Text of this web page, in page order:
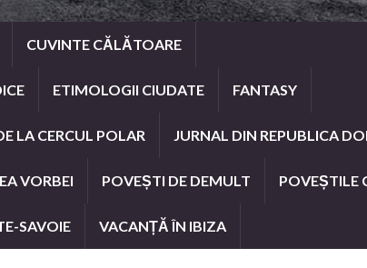
CUVINTE CĂLĂTOARE
ETIMOLOGII CIUDATE FANTASY
LA CERCUL POLAR JURNAL DIN REPUBLICA
VORBEI POVEȘTI DE DEMULT POVEȘTILE
SAVOIE VACANȚĂ ÎN IBIZA